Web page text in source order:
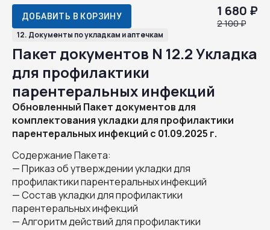
12. Документы по укладкам и аптечкам
Пакет документов N 12.2 Укладка
для профилактики
парентеральных инфекций
Обновленный Пакет документов для
комплектования укладки для профилактики
парентеральных инфекций с 01.09.2025 г.
Содержание Пакета:
— Приказ об утверждении укладки для
профилактики парентеральных инфекций
— Состав укладки для профилактики
парентеральных инфекций
— Алгоритм действий для профилактики
1 680 ₽
2 100 ₽
ДОБАВИТЬ В КОРЗИНУ